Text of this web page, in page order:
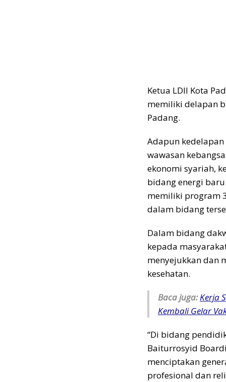
Ketua LDII Kota
memiliki delapan
Padang.
Adapun
wawasan
ekonomi syariah,
bidang energi
memiliki program
dalam bidang
Dalam bidang
kepada
menyejukkan dan
kesehatan.
Baca juga:Kerja
Kembali Gelar
“Di bidang
Baiturrosyid
menciptakan
profesional dan